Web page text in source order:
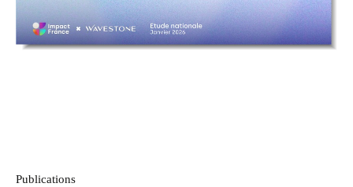
Publications